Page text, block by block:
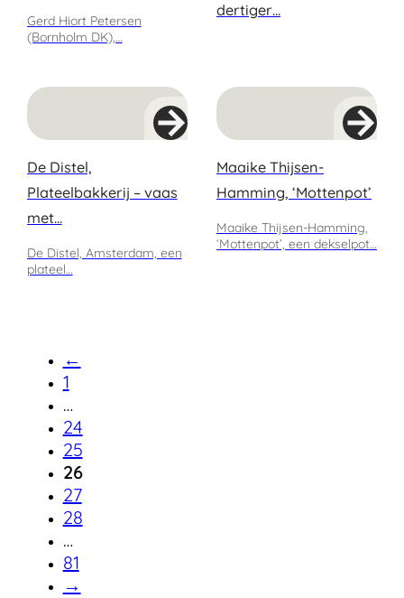
Gerd Hiort Petersen
(Bornholm DK),…
dertiger…
De Distel,
Plateelbakkerij – vaas
met…
De Distel, Amsterdam, een
plateel…
Maaike Thijsen-
Hamming, ‘Mottenpot’
Maaike Thijsen-Hamming,
‘Mottenpot’, een dekselpot…
←
1
…
24
25
26
27
28
…
81
→